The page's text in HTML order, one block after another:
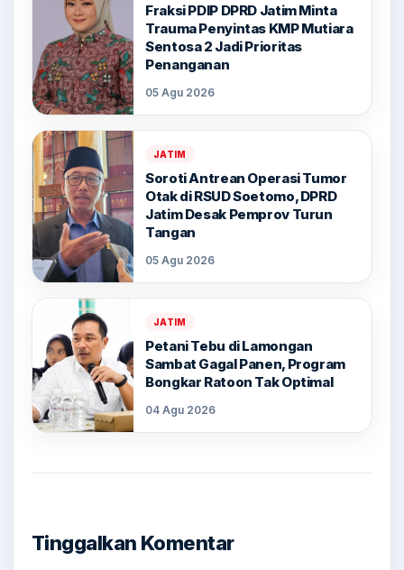
Fraksi PDIP DPRD Jatim Minta
Trauma Penyintas KMP Mutiara
Sentosa 2 Jadi Prioritas
Penanganan
05 Agu 2026
JATIM
Soroti Antrean Operasi Tumor
Otak di RSUD Soetomo, DPRD
Jatim Desak Pemprov Turun
Tangan
05 Agu 2026
JATIM
Petani Tebu di Lamongan
Sambat Gagal Panen, Program
Bongkar Ratoon Tak Optimal
04 Agu 2026
Tinggalkan Komentar